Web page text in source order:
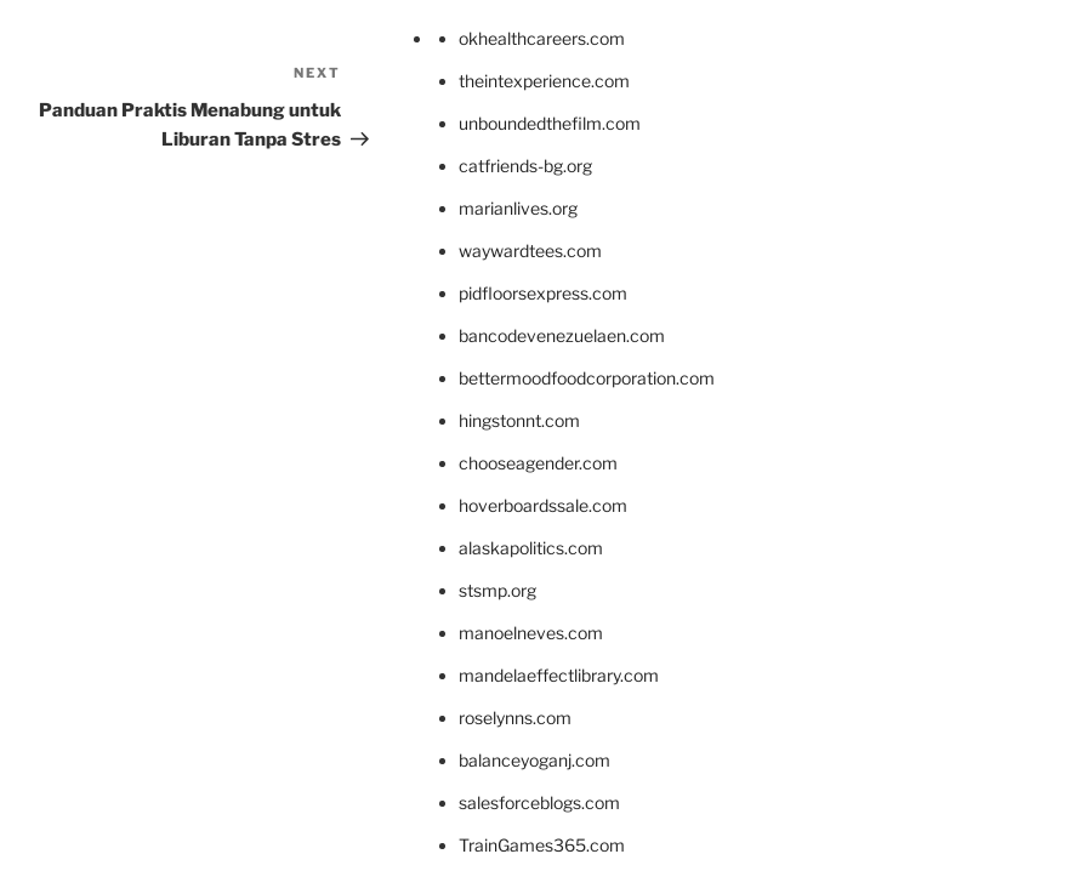
Post
NEXT
Panduan Praktis Menabung untuk
Liburan Tanpa Stres
okhealthcareers.com
theintexperience.com
unboundedthefilm.com
catfriends-bg.org
marianlives.org
waywardtees.com
pidfloorsexpress.com
bancodevenezuelaen.com
bettermoodfoodcorporation.com
hingstonnt.com
chooseagender.com
hoverboardssale.com
alaskapolitics.com
stsmp.org
manoelneves.com
mandelaeffectlibrary.com
roselynns.com
balanceyoganj.com
salesforceblogs.com
TrainGames365.com